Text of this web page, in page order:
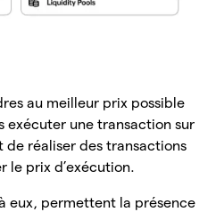
au meilleur prix possible
exécuter une transaction sur
de réaliser des transactions
le prix d’exécution.
eux, permettent la présence